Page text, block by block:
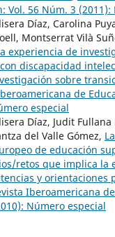
Vol. 56 Núm. 3
Díaz, Carolina
Montserrat Vilà
experiencia de
discapacidad
sobre
de
especial
Díaz, Judit
del Valle Gómez,
de educación
retos que implica la
y orientaciones
Iberoamericana
Número especial